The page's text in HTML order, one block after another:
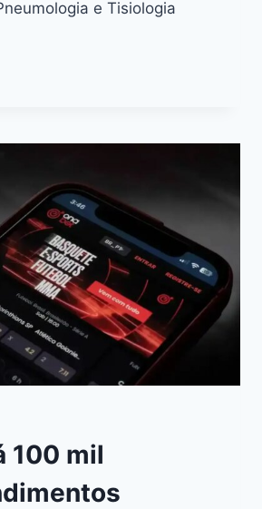
e Tisiologia
100 mil